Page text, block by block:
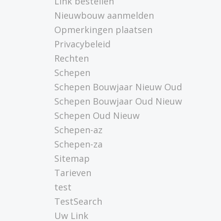
Nieuwbouw aanmelden
Opmerkingen plaatsen
Privacybeleid
Rechten
Schepen
Schepen Bouwjaar Nieuw Oud
Schepen Bouwjaar Oud Nieuw
Schepen Oud Nieuw
Schepen-az
Schepen-za
Sitemap
Tarieven
test
TestSearch
Uw Link